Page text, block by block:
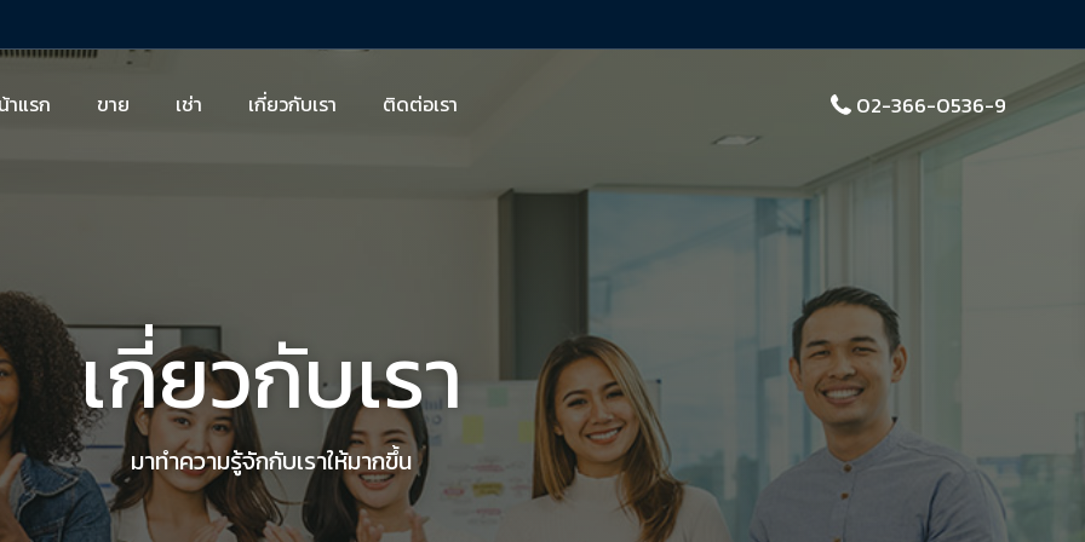
าแรก ขาย เช่า เกี่ยวกับเรา ติดต่อเรา 02-366-0536-9
เกี่ยวกับเรา
มาทำความรู้จักกับเราให้มากขึ้น